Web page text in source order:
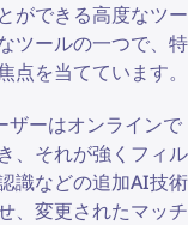
ができる高度なツー
ツールの一つで、特
を当てています。
ザーはオンラインで
、それが強くフィル
識などの追加AI技術
、変更されたマッチ